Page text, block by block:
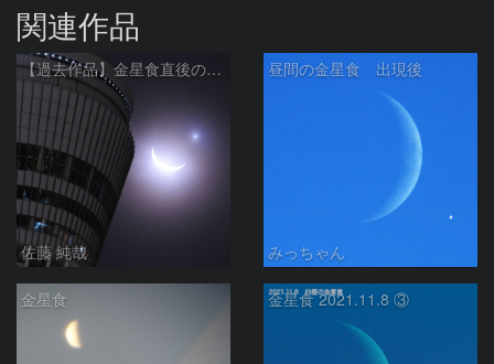
関連作品
【過去作品】金星食直後の月と金星と東京スカイツリー
佐藤 純哉
昼間の金星食 出現後
みっちゃん
金星食 金星食 2021.11.8 ③